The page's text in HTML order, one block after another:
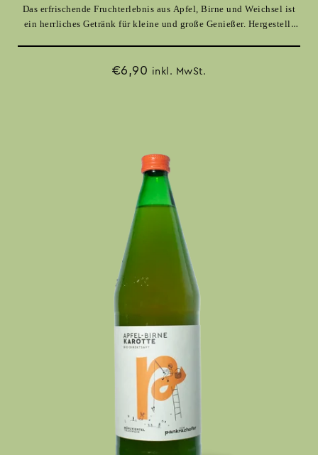
Das erfrischende Fruchterlebnis aus Apfel, Birne und Weichsel ist
ein herrliches Getränk für kleine und große Genießer. Hergestellt
fröhliche Momente.
€6,90 inkl. MwSt.